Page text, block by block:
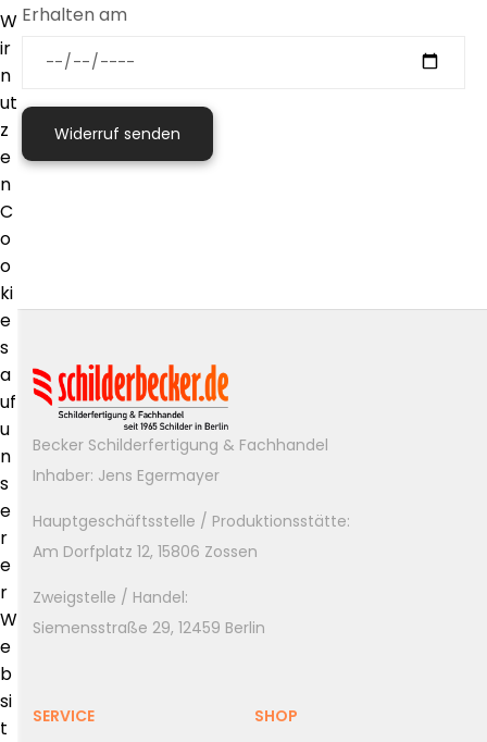
Erhalten am
Becker Schilderfertigung & Fachhandel
Inhaber: Jens Egermayer
Hauptgeschäftsstelle / Produktionsstätte:
Am Dorfplatz 12, 15806 Zossen
Zweigstelle / Handel:
Siemensstraße 29, 12459 Berlin
SERVICE SHOP
W
ir
n
ut
z
e
n
C
o
o
ki
e
s
a
uf
u
n
s
e
r
e
r
W
e
b
si
t